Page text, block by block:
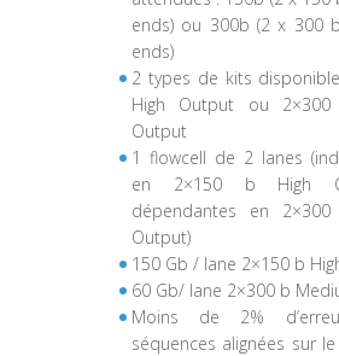
ends) ou 300b (2 x 300
ends)
2 types de kits
High Output ou
Output
1 flowcell de 2 lanes
en 2×150 b High
dépendantes en
Output)
150 Gb / lane 2×150 b
60 Gb/ lane 2×300 b
Moins de 2%
séquences alignées sur